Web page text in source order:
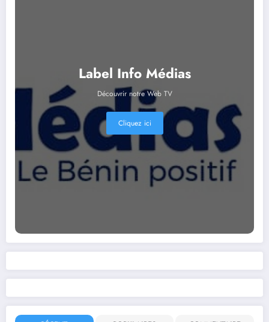
Label Info Médias
Découvrir notre Web TV
Cliquez ici